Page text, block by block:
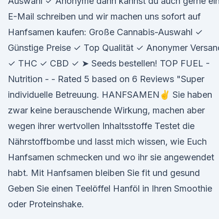
E-Mail schreiben und wir machen uns sofort auf
Hanfsamen kaufen: Große Cannabis-Auswahl ✓
Günstige Preise ✓ Top Qualität ✓ Anonymer
✓ THC ✓ CBD ✓ ➤ Seeds bestellen! TOP FUEL -
Nutrition - - Rated 5 based on 6 Reviews "Super
individuelle Betreuung. HANFSAMEN✌️ Sie haben
zwar keine berauschende Wirkung, machen aber
wegen ihrer wertvollen Inhaltsstoffe Testet die
Nährstoffbombe und lasst mich wissen, wie Euch
Hanfsamen schmecken und wo ihr sie angewendet
habt. Mit Hanfsamen bleiben Sie fit und gesund
Geben Sie einen Teelöffel Hanföl in Ihren Smoothie
oder Proteinshake.